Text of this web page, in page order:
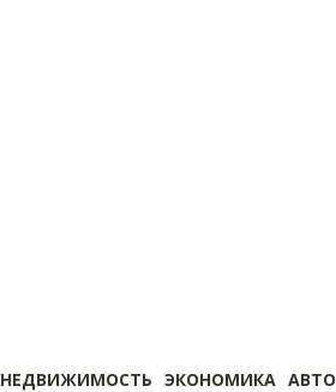
НЕДВИЖИМОСТЬ ЭКОНОМИКА АВТО